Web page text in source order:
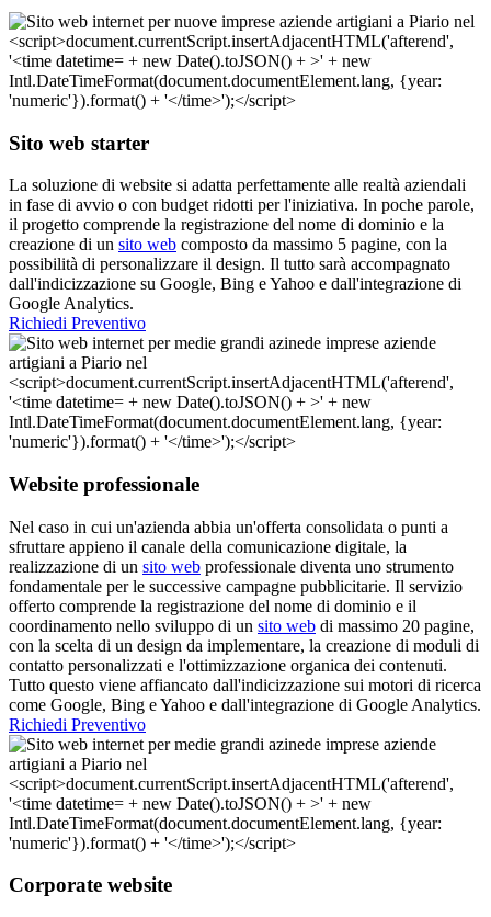
Sito web starter
La soluzione di website si adatta perfettamente alle realtà aziendali
in fase di avvio o con budget ridotti per l'iniziativa. In poche parole,
il progetto comprende la registrazione del nome di dominio e la
creazione di un sito web composto da massimo 5 pagine, con la
possibilità di personalizzare il design. Il tutto sarà accompagnato
dall'indicizzazione su Google, Bing e Yahoo e dall'integrazione di
Google Analytics.
Richiedi Preventivo
Website professionale
Nel caso in cui un'azienda abbia un'offerta consolidata o punti a
sfruttare appieno il canale della comunicazione digitale, la
realizzazione di un sito web professionale diventa uno strumento
fondamentale per le successive campagne pubblicitarie. Il servizio
offerto comprende la registrazione del nome di dominio e il
coordinamento nello sviluppo di un sito web di massimo 20 pagine,
con la scelta di un design da implementare, la creazione di moduli di
contatto personalizzati e l'ottimizzazione organica dei contenuti.
Tutto questo viene affiancato dall'indicizzazione sui motori di ricerca
come Google, Bing e Yahoo e dall'integrazione di Google Analytics.
Richiedi Preventivo
Corporate website